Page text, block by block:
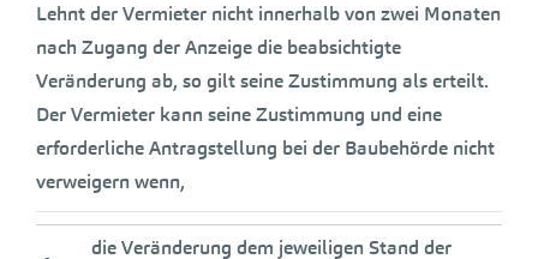
Lehnt der Vermieter nicht innerhalb von zwei Monaten
nach Zugang der Anzeige die beabsichtigte
Veränderung ab, so gilt seine Zustimmung als erteilt.
Der Vermieter kann seine Zustimmung und eine
erforderliche Antragstellung bei der Baubehörde nicht
verweigern wenn,
die Veränderung dem jeweiligen Stand der